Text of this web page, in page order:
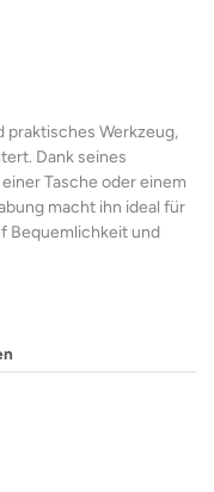
praktisches Werkzeug,
Dank seines
Tasche oder einem
macht ihn ideal für
Bequemlichkeit und